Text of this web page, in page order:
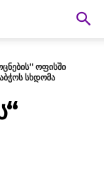
ოფისში
სხდომა